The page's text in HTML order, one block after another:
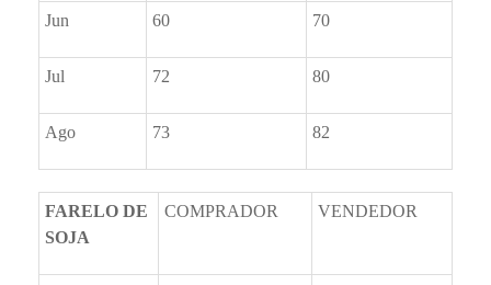
Jun 60 70
Jul 72 80
Ago 73 82
FARELO DE
SOJA
COMPRADOR VENDEDOR